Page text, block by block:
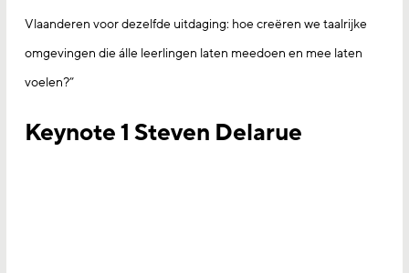
Vlaanderen voor dezelfde uitdaging: hoe creëren we taalrijke
omgevingen die álle leerlingen laten meedoen en mee laten
voelen?”
Keynote 1 Steven Delarue